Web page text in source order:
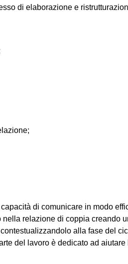
di elaborazione e
di comunicare in modo
relazione di coppia creando
alla fase del
del lavoro è dedicato ad